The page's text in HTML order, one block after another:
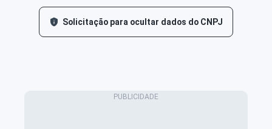
Solicitação para ocultar dados do CNPJ